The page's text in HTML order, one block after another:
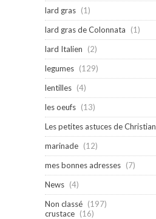
lard gras (1)
lard gras de Colonnata
(1)
lard Italien
(2)
legumes (129)
lentilles (4)
les oeufs (13)
Les petites astuces de
marinade (12)
mes bonnes adresses (7)
News (4)
Non classé (197)
crustace (16)